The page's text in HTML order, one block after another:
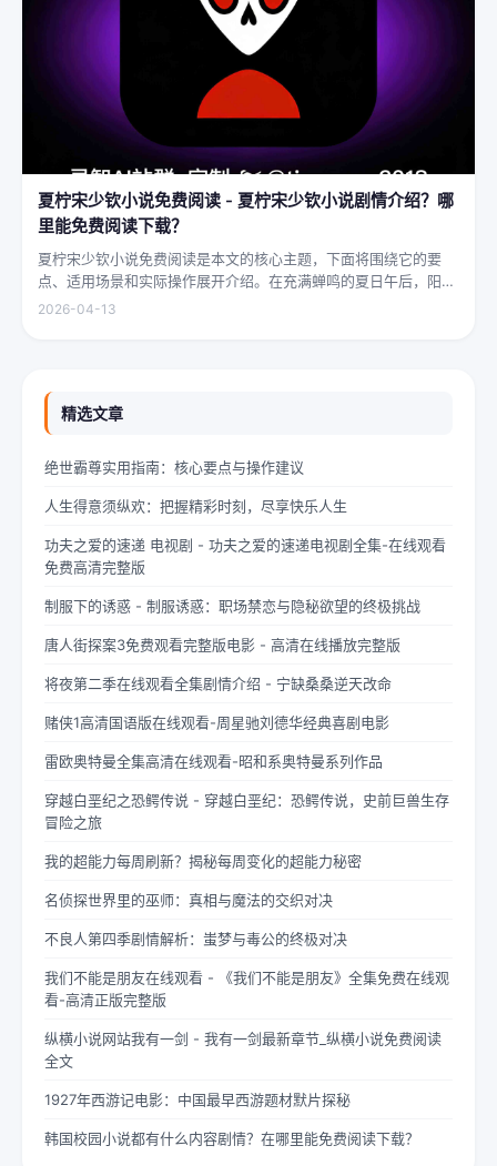
夏柠宋少钦小说免费阅读 - 夏柠宋少钦小说剧情介绍？哪
里能免费阅读下载？
夏柠宋少钦小说免费阅读是本文的核心主题，下面将围绕它的要
点、适用场景和实际操作展开介绍。在充满蝉鸣的夏日午后，阳光
透过梧桐树叶的缝隙，洒在少女夏柠的肩头。她坐在旧书摊旁，手
2026-04-13
精选文章
绝世霸尊实用指南：核心要点与操作建议
人生得意须纵欢：把握精彩时刻，尽享快乐人生
功夫之爱的速递 电视剧 - 功夫之爱的速递电视剧全集-在线观看
免费高清完整版
制服下的诱惑 - 制服诱惑：职场禁恋与隐秘欲望的终极挑战
唐人街探案3免费观看完整版电影 - 高清在线播放完整版
将夜第二季在线观看全集剧情介绍 - 宁缺桑桑逆天改命
赌侠1高清国语版在线观看-周星驰刘德华经典喜剧电影
雷欧奥特曼全集高清在线观看-昭和系奥特曼系列作品
穿越白垩纪之恐鳄传说 - 穿越白垩纪：恐鳄传说，史前巨兽生存
冒险之旅
我的超能力每周刷新？揭秘每周变化的超能力秘密
名侦探世界里的巫师：真相与魔法的交织对决
不良人第四季剧情解析：蚩梦与毒公的终极对决
我们不能是朋友在线观看 - 《我们不能是朋友》全集免费在线观
看-高清正版完整版
纵横小说网站我有一剑 - 我有一剑最新章节_纵横小说免费阅读
全文
1927年西游记电影：中国最早西游题材默片探秘
韩国校园小说都有什么内容剧情？在哪里能免费阅读下载？